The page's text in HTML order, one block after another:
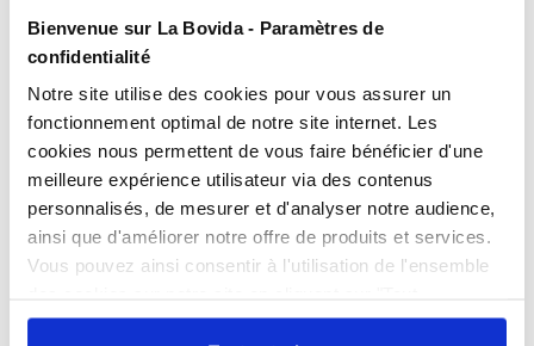
Bienvenue sur La Bovida - Paramètres de
confidentialité
Notre site utilise des cookies pour vous assurer un
fonctionnement optimal de notre site internet. Les
cookies nous permettent de vous faire bénéficier d'une
meilleure expérience utilisateur via des contenus
personnalisés, de mesurer et d'analyser notre audience,
ainsi que d'améliorer notre offre de produits et services.
Vous pouvez ainsi consentir à l'utilisation de l'ensemble
autoriser". Cependant, si vous ne souhaitez autoriser que
Paiement 100% sécurisé
Devisgratuits
Présentation
Sacs sous vide 40 x 60 cm : pour
conservation optimale pour les
grandes portions
Lessacs sous vide 40 x 60 cmsont conçus pour
Caractéristiques